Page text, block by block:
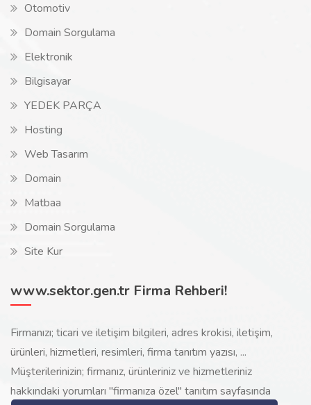
Otomotiv
Domain Sorgulama
Elektronik
Bilgisayar
YEDEK PARÇA
Hosting
Web Tasarım
Domain
Matbaa
Domain Sorgulama
Site Kur
www.sektor.gen.tr Firma Rehberi!
Firmanızı; ticari ve iletişim bilgileri, adres krokisi, iletişim,
ürünleri, hizmetleri, resimleri, firma tanıtım yazısı, ...
Müşterilerinizin; firmanız, ürünleriniz ve hizmetleriniz
hakkındaki yorumları "firmanıza özel" tanıtım sayfasında